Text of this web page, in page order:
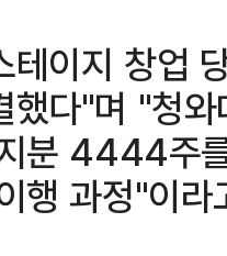
이지 창업
했다"며 "청
분 4444주
행 과정"이라